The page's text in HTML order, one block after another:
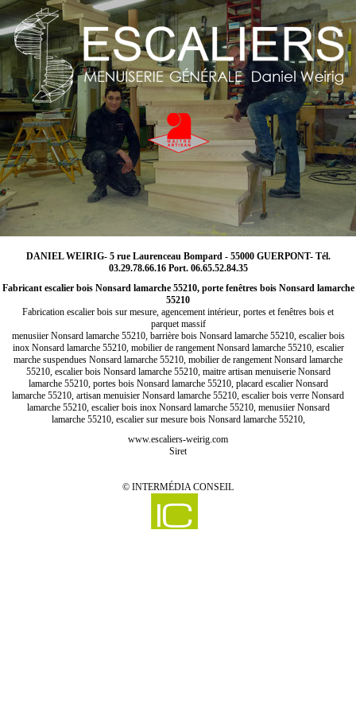
DANIEL WEIRIG- 5 rue Laurenceau Bompard - 55000 GUERPONT- Tél.
03.29.78.66.16 Port. 06.65.52.84.35
Fabricant escalier bois Nonsard lamarche 55210, porte fenêtres bois Nonsard lamarche
55210
Fabrication escalier bois sur mesure, agencement intérieur, portes et fenêtres bois et
parquet massif
menusiier Nonsard lamarche 55210, barrière bois Nonsard lamarche 55210, escalier bois
inox Nonsard lamarche 55210, mobilier de rangement Nonsard lamarche 55210, escalier
marche suspendues Nonsard lamarche 55210, mobilier de rangement Nonsard lamarche
55210, escalier bois Nonsard lamarche 55210, maitre artisan menuiserie Nonsard
lamarche 55210, portes bois Nonsard lamarche 55210, placard escalier Nonsard
lamarche 55210, artisan menuisier Nonsard lamarche 55210, escalier bois verre Nonsard
lamarche 55210, escalier bois inox Nonsard lamarche 55210, menusiier Nonsard
lamarche 55210, escalier sur mesure bois Nonsard lamarche 55210,
www.escaliers-weirig.com
Siret
© INTERMÉDIA CONSEIL